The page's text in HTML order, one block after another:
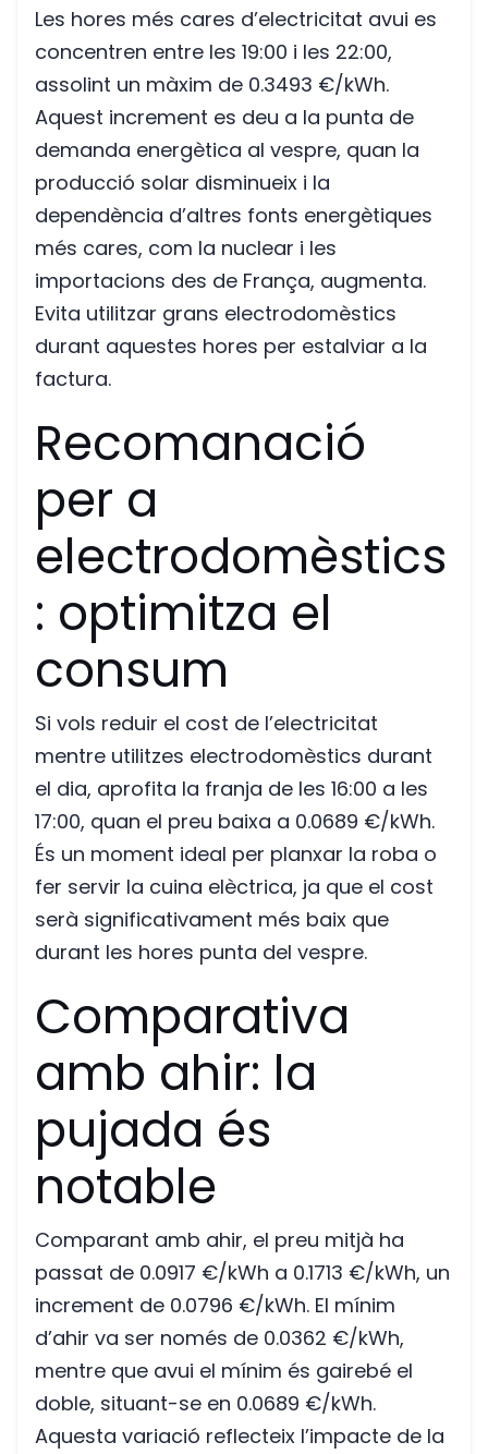
Les hores més cares d’electricitat avui es
concentren entre les 19:00 i les 22:00,
assolint un màxim de 0.3493 €/kWh.
Aquest increment es deu a la punta de
demanda energètica al vespre, quan la
producció solar disminueix i la
dependència d’altres fonts energètiques
més cares, com la nuclear i les
importacions des de França, augmenta.
Evita utilitzar grans electrodomèstics
durant aquestes hores per estalviar a la
factura.
Recomanació
per a
electrodomèstics
: optimitza el
consum
Si vols reduir el cost de l’electricitat
mentre utilitzes electrodomèstics durant
el dia, aprofita la franja de les 16:00 a les
17:00, quan el preu baixa a 0.0689 €/kWh.
És un moment ideal per planxar la roba o
fer servir la cuina elèctrica, ja que el cost
serà significativament més baix que
durant les hores punta del vespre.
Comparativa
amb ahir: la
pujada és
notable
Comparant amb ahir, el preu mitjà ha
passat de 0.0917 €/kWh a 0.1713 €/kWh, un
increment de 0.0796 €/kWh. El mínim
d’ahir va ser només de 0.0362 €/kWh,
mentre que avui el mínim és gairebé el
doble, situant-se en 0.0689 €/kWh.
Aquesta variació reflecteix l’impacte de la